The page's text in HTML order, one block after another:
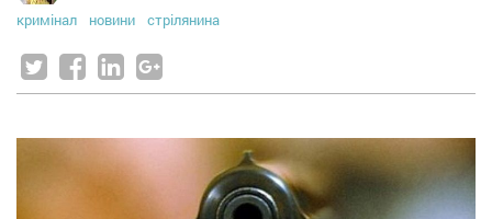
кримінал
новини стрілянина